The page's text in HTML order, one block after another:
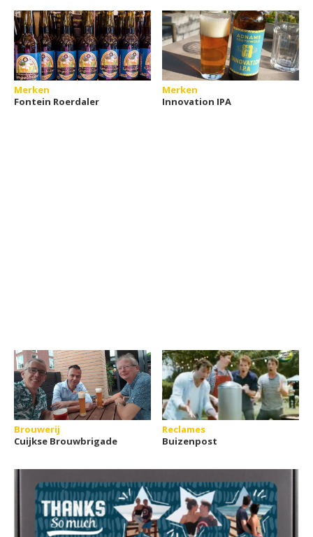
Merken
Fontein Roerdaler
Merken
Innovation IPA
Brouwerij
Cuijkse Brouwbrigade
Reclames
Buizenpost